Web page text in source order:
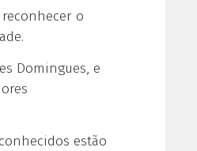
o
Domingues, e
estão